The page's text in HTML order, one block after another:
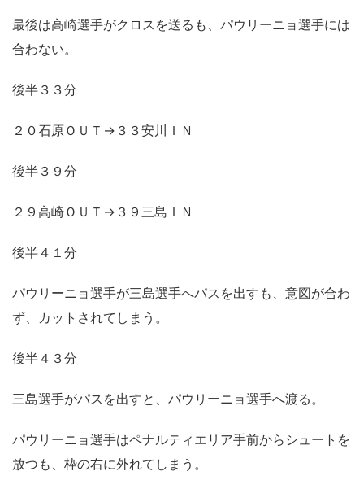
最後は高崎選手がクロスを送るも、パウリーニョ選手には
合わない。
後半３３分
２０石原ＯＵＴ→３３安川ＩＮ
後半３９分
２９高崎ＯＵＴ→３９三島ＩＮ
後半４１分
パウリーニョ選手が三島選手へパスを出すも、意図が合わ
ず、カットされてしまう。
後半４３分
三島選手がパスを出すと、パウリーニョ選手へ渡る。
パウリーニョ選手はペナルティエリア手前からシュートを
放つも、枠の右に外れてしまう。